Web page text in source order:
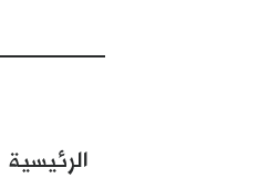
الرئيسية